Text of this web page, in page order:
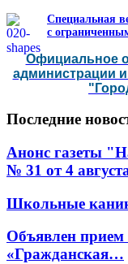
Специальная
с
Официальное
администрации
Последние
Анонс газеты
№ 31 от 4
Школьные
Объявлен прием
«Гражданская…